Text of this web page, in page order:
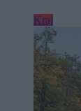
Kraj